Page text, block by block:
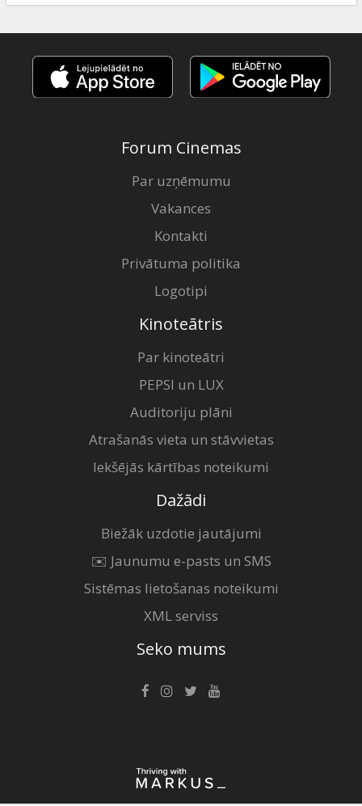
Forum Cinemas
Par uzņēmumu
Vakances
Kontakti
Privātuma politika
Logotipi
Kinoteātris
Par kinoteātri
PEPSI un LUX
Auditoriju plāni
Atrašanās vieta un stāvvietas
Iekšējās kārtības noteikumi
Dažādi
Biežāk uzdotie jautājumi
✉️ Jaunumu e-pasts un SMS
Sistēmas lietošanas noteikumi
XML serviss
Seko mums